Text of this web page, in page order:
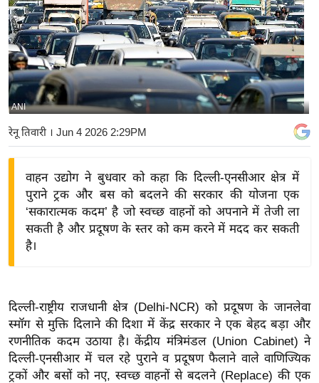
त
र्रा
ष्ट्री
य
बि
ज़
ने
स
द्यो
ष
ज्ञ
रा
य
ANI
रेनू तिवारी । Jun 4 2026 2:29PM
वाहन उद्योग ने बुधवार को कहा कि दिल्ली-एनसीआर क्षेत्र में
पुराने ट्रक और बस को बदलने की सरकार की योजना एक
‘सकारात्मक कदम’ है जो स्वच्छ वाहनों को अपनाने में तेजी ला
सकती है और प्रदूषण के स्तर को कम करने में मदद कर सकती
है।
दिल्ली-राष्ट्रीय राजधानी क्षेत्र (Delhi-NCR) को प्रदूषण के जानलेवा
स्मॉग से मुक्ति दिलाने की दिशा में केंद्र सरकार ने एक बेहद बड़ा और
रणनीतिक कदम उठाया है। केंद्रीय मंत्रिमंडल (Union Cabinet) ने
दिल्ली-एनसीआर में चल रहे पुराने व प्रदूषण फैलाने वाले वाणिज्यिक
ट्रकों और बसों को नए, स्वच्छ वाहनों से बदलने (Replace) की एक